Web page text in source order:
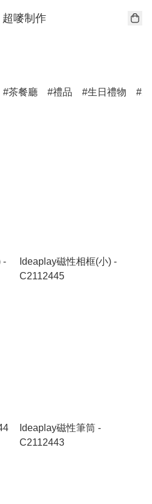
超嘜制作
茶餐廳 禮品 生日禮物
-
Ideaplay磁性相框(小) -
C2112445
Ideaplay磁性筆筒 -
C2112443